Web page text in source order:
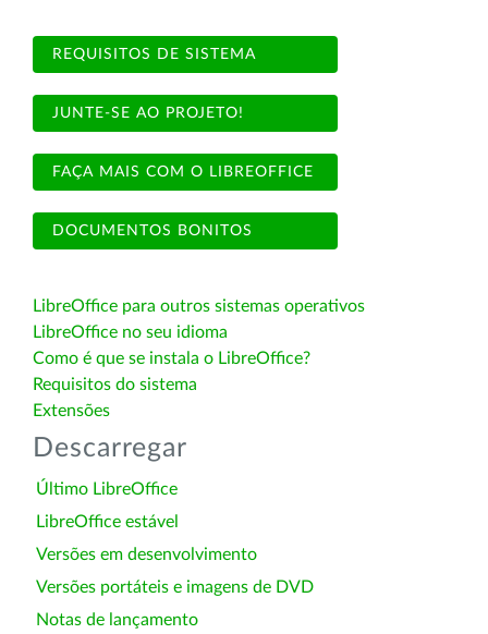
REQUISITOS DE SISTEMA
JUNTE-SE AO PROJETO!
FAÇA MAIS COM O LIBREOFFICE
DOCUMENTOS BONITOS
LibreOffice para outros sistemas operativos
LibreOffice no seu idioma
Como é que se instala o LibreOffice?
Requisitos do sistema
Extensões
Descarregar
Último LibreOffice
LibreOffice estável
Versões em desenvolvimento
Versões portáteis e imagens de DVD
Notas de lançamento